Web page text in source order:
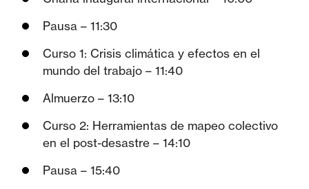
Pausa – 11:30
Curso 1: Crisis climática y efectos en el
mundo del trabajo – 11:40
Almuerzo – 13:10
Curso 2: Herramientas de mapeo colectivo
en el post-desastre – 14:10
Pausa – 15:40